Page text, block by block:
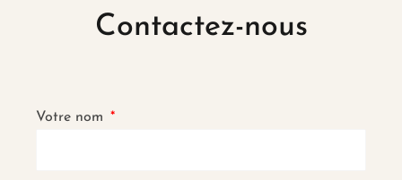
Contactez-nous
Votre nom